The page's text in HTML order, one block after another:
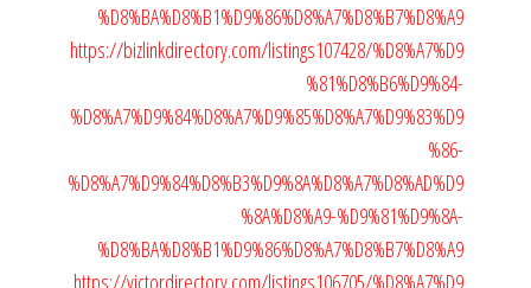
%D8%BA%D8%B1%D9%86%D8%A7%D8%B7%D8%A9
https://bizlinkdirectory.com/listings107428/%D8%A7%D9
%81%D8%B6%D9%84-
%D8%A7%D9%84%D8%A7%D9%85%D8%A7%D9%83%D9
%86-
%D8%A7%D9%84%D8%B3%D9%8A%D8%A7%D8%AD%D9
%8A%D8%A9-%D9%81%D9%8A-
%D8%BA%D8%B1%D9%86%D8%A7%D8%B7%D8%A9
https://victordirectory.com/listings106705/%D8%A7%D9